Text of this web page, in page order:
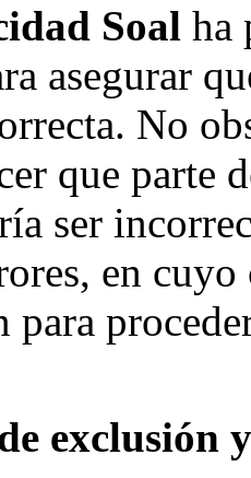
Soal ha
asegurar
No
que parte
ser
en cuyo
para